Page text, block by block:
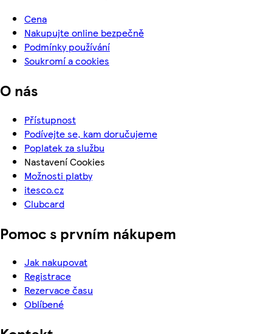
Cena
Nakupujte online bezpečně
Podmínky používání
Soukromí a cookies
O nás
Přístupnost
Podívejte se, kam doručujeme
Poplatek za službu
Nastavení Cookies
Možnosti platby
itesco.cz
Clubcard
Pomoc s prvním nákupem
Jak nakupovat
Registrace
Rezervace času
Oblíbené